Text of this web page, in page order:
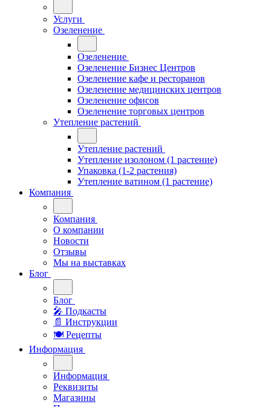
Услуги
Озеленение
Озеленение
Озеленение Бизнес Центров
Озеленение кафе и ресторанов
Озеленение медицинских центров
Озеленение офисов
Озеленение торговых центров
Утепление растений
Утепление растений
Утепление изолоном (1 растение)
Упаковка (1-2 растения)
Утепление ватином (1 растение)
Компания
Компания
О компании
Новости
Отзывы
Мы на выставках
Блог
Блог
🎤︎︎ Подкасты
📄 Инструкции
🍽 Рецепты
Информация
Информация
Реквизиты
Магазины